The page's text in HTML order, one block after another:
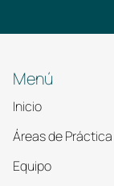
Menú
Inicio
Áreas de Práctica
Equipo